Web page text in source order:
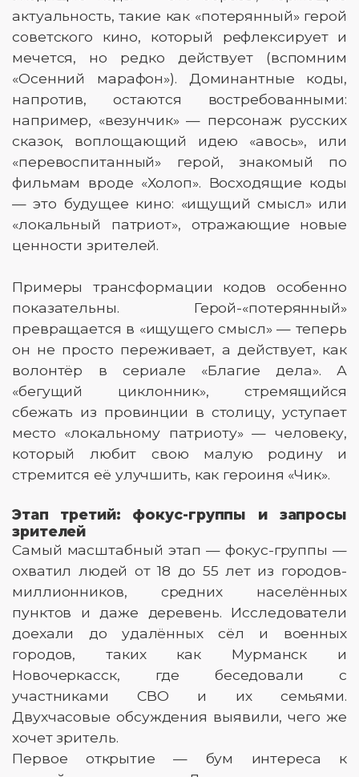
актуальность, такие как «потерянный» герой
советского кино, который рефлексирует и
мечется, но редко действует (вспомним
«Осенний марафон»). Доминантные коды,
напротив, остаются востребованными:
например, «везунчик» — персонаж русских
сказок, воплощающий идею «авось», или
«перевоспитанный» герой, знакомый по
фильмам вроде «Холоп». Восходящие коды
— это будущее кино: «ищущий смысл» или
«локальный патриот», отражающие новые
ценности зрителей.
Примеры трансформации кодов особенно
показательны. Герой-«потерянный»
превращается в «ищущего смысл» — теперь
он не просто переживает, а действует, как
волонтёр в сериале «Благие дела». А
«бегущий циклонник», стремящийся
сбежать из провинции в столицу, уступает
место «локальному патриоту» — человеку,
который любит свою малую родину и
стремится её улучшить, как героиня «Чик».
Этап третий: фокус-группы и запросы
зрителей
Самый масштабный этап — фокус-группы —
охватил людей от 18 до 55 лет из городов-
миллионников, средних населённых
пунктов и даже деревень. Исследователи
доехали до удалённых сёл и военных
городов, таких как Мурманск и
Новочеркасск, где беседовали с
участниками СВО и их семьями.
Двухчасовые обсуждения выявили, чего же
хочет зритель.
Первое открытие — бум интереса к